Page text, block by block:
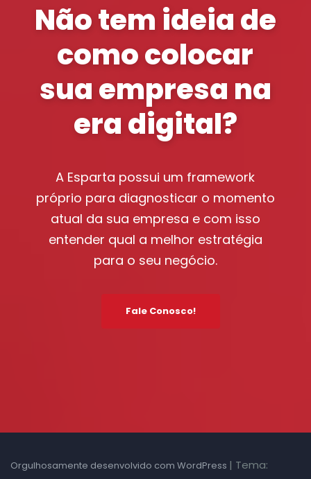
Não tem ideia de
como colocar
sua empresa na
era digital?
A Esparta possui um framework
próprio para diagnosticar o momento
atual da sua empresa e com isso
entender qual a melhor estratégia
para o seu negócio.
Fale Conosco!
Orgulhosamente desenvolvido com WordPress | Tema: